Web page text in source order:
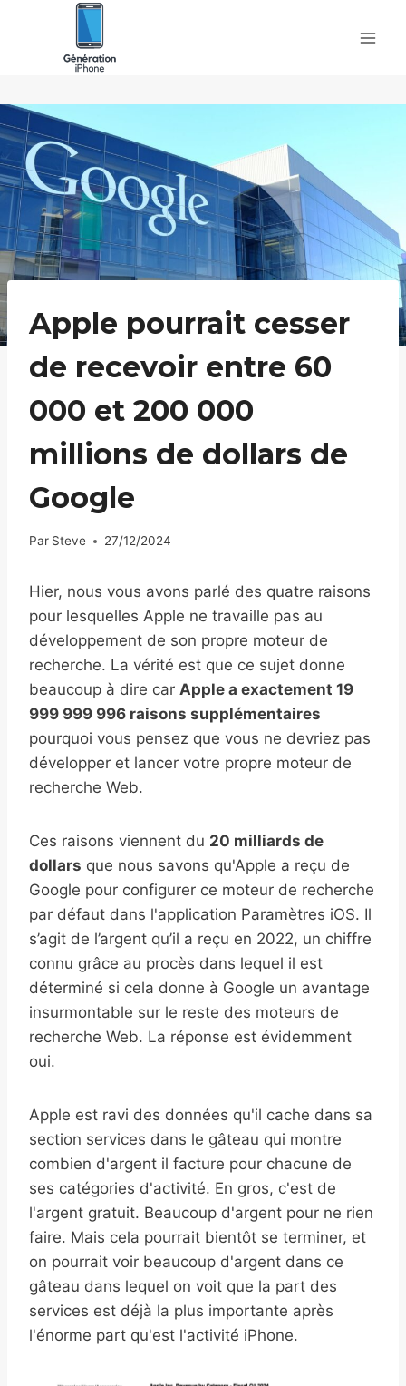
Apple pourrait cesser
de recevoir entre 60
000 et 200 000
millions de dollars de
Google
Par Steve 27/12/2024
Hier, nous vous avons parlé des quatre raisons
pour lesquelles Apple ne travaille pas au
développement de son propre moteur de
recherche. La vérité est que ce sujet donne
beaucoup à dire car Apple a exactement 19
999 999 996 raisons supplémentaires
pourquoi vous pensez que vous ne devriez pas
développer et lancer votre propre moteur de
recherche Web.
Ces raisons viennent du 20 milliards de
dollars que nous savons qu'Apple a reçu de
Google pour configurer ce moteur de recherche
par défaut dans l'application Paramètres iOS. Il
s’agit de l’argent qu’il a reçu en 2022, un chiffre
connu grâce au procès dans lequel il est
déterminé si cela donne à Google un avantage
insurmontable sur le reste des moteurs de
recherche Web. La réponse est évidemment
oui.
Apple est ravi des données qu'il cache dans sa
section services dans le gâteau qui montre
combien d'argent il facture pour chacune de
ses catégories d'activité. En gros, c'est de
l'argent gratuit. Beaucoup d'argent pour ne rien
faire. Mais cela pourrait bientôt se terminer, et
on pourrait voir beaucoup d'argent dans ce
gâteau dans lequel on voit que la part des
services est déjà la plus importante après
l'énorme part qu'est l'activité iPhone.